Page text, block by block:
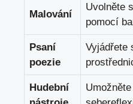
Malování
Uvolněte
pomocí
Psaní
poezie
Vyjádřete
Hudební